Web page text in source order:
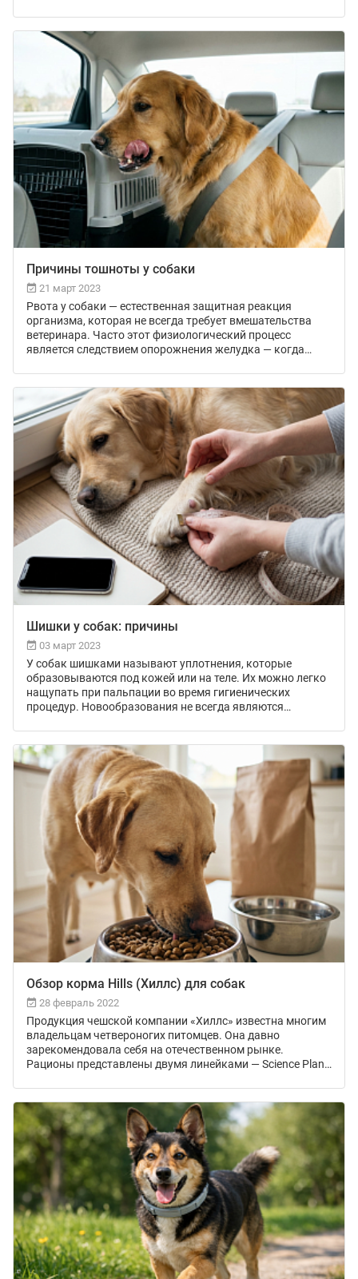
Причины тошноты у собаки
21 март 2023
Рвота у собаки — естественная защитная реакция
организма, которая не всегда требует вмешательства
ветеринара. Часто этот физиологический процесс
является следствием опорожнения желудка — когда
встречаются патологические причины. Это инфекции,
отравления, закупорка кишечника. Разберем, почему так
происходит. Расскажем, что делать, если собаку рвет.
Шишки у собак: причины
03 март 2023
У собак шишками называют уплотнения, которые
образовываются под кожей или на теле. Их можно легко
нащупать при пальпации во время гигиенических
процедур. Новообразования не всегда являются
злокачественными. По этой причине любые изменения
на коже у животного нуждаются в обязательной
диагностике.
Обзор корма Hills (Хиллс) для собак
28 февраль 2022
Продукция чешской компании «Хиллс» известна многим
владельцам четвероногих питомцев. Она давно
зарекомендовала себя на отечественном рынке.
Рационы представлены двумя линейками — Science Plan
преимущества корма «Хиллс»?